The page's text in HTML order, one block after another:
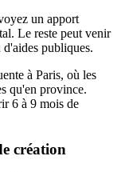
un apport
Le reste peut venir
publiques.
à Paris, où les
qu'en province.
6 à 9 mois de
création